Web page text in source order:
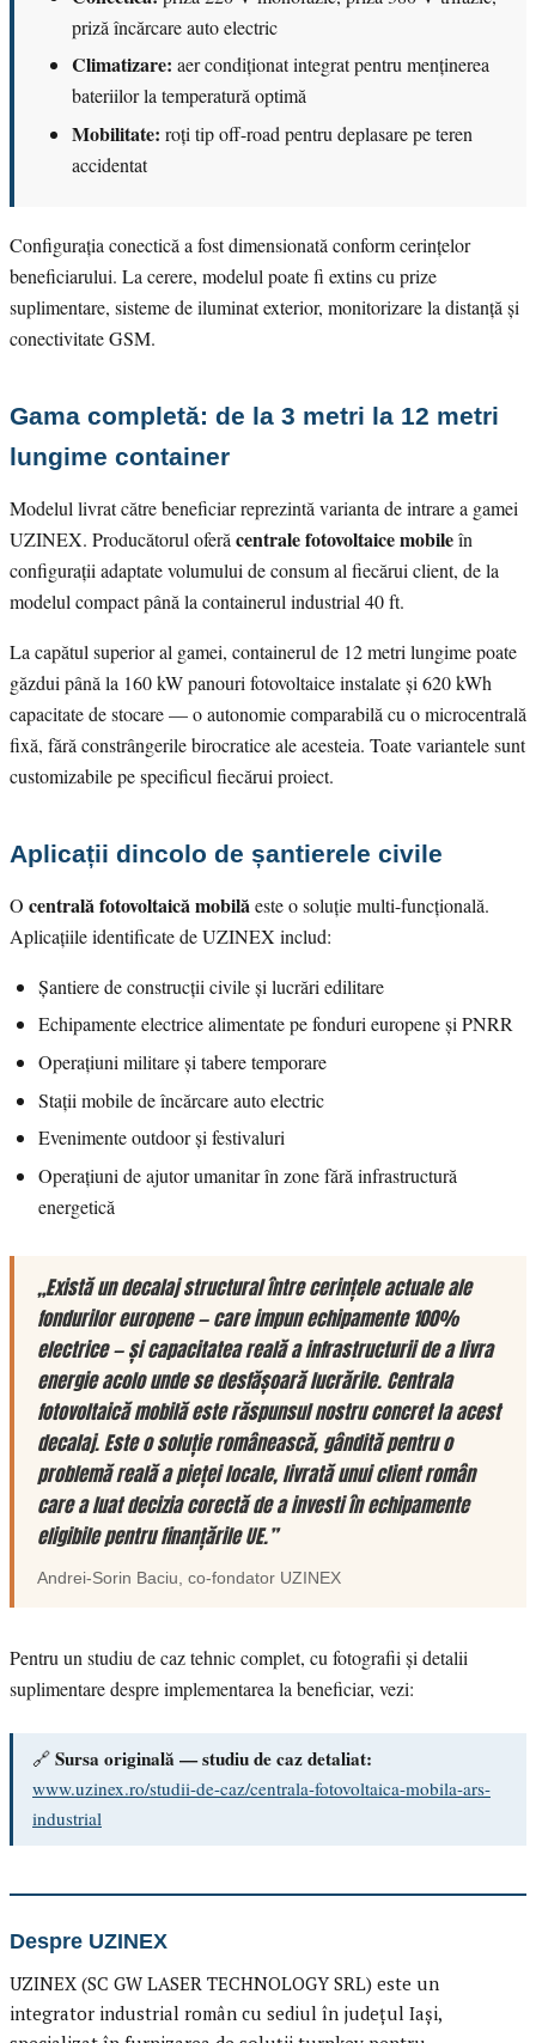
priză încărcare auto electric
Climatizare: aer condiționat integrat pentru menținerea
bateriilor la temperatură optimă
Mobilitate: roți tip off-road pentru deplasare pe teren
accidentat
Configurația conectică a fost dimensionată conform cerințelor
beneficiarului. La cerere, modelul poate fi extins cu prize
suplimentare, sisteme de iluminat exterior, monitorizare la distanță și
conectivitate GSM.
Gama completă: de la 3 metri la 12 metri
lungime container
Modelul livrat către beneficiar reprezintă varianta de intrare a gamei
UZINEX. Producătorul oferă centrale fotovoltaice mobileîn
configurații adaptate volumului de consum al fiecărui client, de la
modelul compact până la containerul industrial 40 ft.
La capătul superior al gamei, containerul de 12 metri lungime poate
găzdui până la 160 kW panouri fotovoltaice instalate și 620 kWh
capacitate de stocare — o autonomie comparabilă cu o microcentrală
fixă, fără constrângerile birocratice ale acesteia. Toate variantele sunt
customizabile pe specificul fiecărui proiect.
Aplicații dincolo de șantierele civile
O centrală fotovoltaică mobilăeste o soluție multi-funcțională.
Aplicațiile identificate de UZINEX includ:
Șantiere de construcții civile și lucrări edilitare
Echipamente electrice alimentate pe fonduri europene și PNRR
Operațiuni militare și tabere temporare
Stații mobile de încărcare auto electric
Evenimente outdoor și festivaluri
Operațiuni de ajutor umanitar în zone fără infrastructură
energetică
„Există un decalaj structural între cerințele actuale ale
fondurilor europene — care impun echipamente 100%
electrice — și capacitatea reală a infrastructurii de a livra
energie acolo unde se desfășoară lucrările. Centrala
fotovoltaică mobilă este răspunsul nostru concret la acest
decalaj. Este o soluție românească, gândită pentru o
problemă reală a pieței locale, livrată unui client român
care a luat decizia corectă de a investi în echipamente
eligibile pentru finanțările UE.”
Andrei-Sorin Baciu, co-fondator UZINEX
Pentru un studiu de caz tehnic complet, cu fotografii și detalii
suplimentare despre implementarea la beneficiar, vezi:
🔗 Sursa originală — studiu de caz detaliat:
www.uzinex.ro/studii-de-caz/centrala-fotovoltaica-mobila-ars-
industrial
Despre UZINEX
UZINEX (SC GW LASER TECHNOLOGY SRL) este un
integrator industrial român cu sediul în județul Iași,